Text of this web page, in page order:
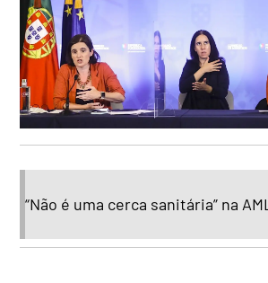
“Não é uma cerca sanitária” na AML